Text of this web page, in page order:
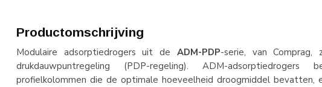
Productomschrijving
Modulaire adsorptiedrogers uit de ADM-PDP-serie, van
drukdauwpuntregeling (PDP-regeling). ADM-
profielkolommen die de optimale hoeveelheid droogmiddel bevatten,